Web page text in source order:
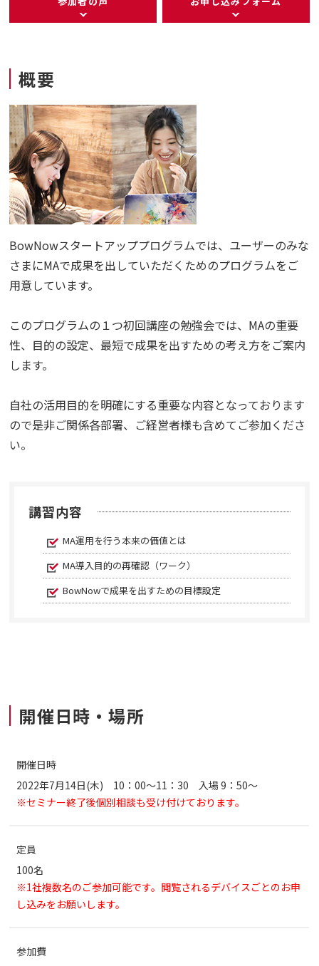
概要
BowNowスタートアッププログラムでは、ユーザーのみな
さまにMAで成果を出していただくためのプログラムをご
用意しています。
このプログラムの１つ初回講座の勉強会では、MAの重要
性、目的の設定、最短で成果を出すための考え方をご案内
します。
自社の活用目的を明確にする重要な内容となっております
ので是非ご関係各部署、ご経営者様も含めてご参加くださ
い。
講習内容
MA運用を行う本来の価値とは
MA導入目的の再確認（ワーク）
BowNowで成果を出すための目標設定
開催日時・場所
開催日時
2022年7月14日(木) 10：00～11：30 入場 9：50～
※セミナー終了後個別相談も受け付けております。
定員
100名
※1社複数名のご参加可能です。閲覧されるデバイスごとのお申
し込みをお願いします。
参加費